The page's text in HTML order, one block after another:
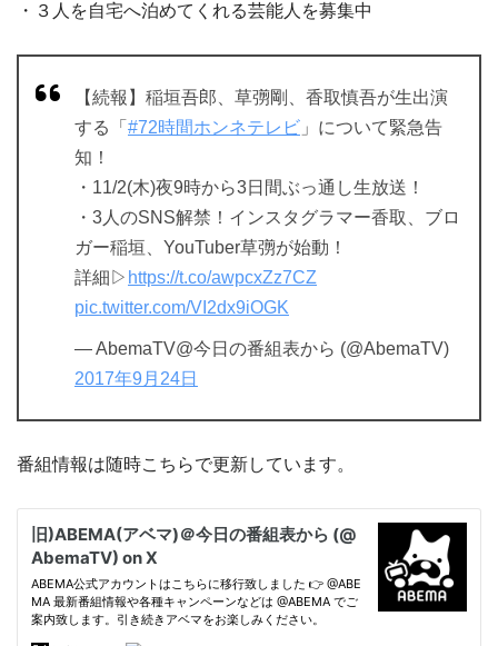
・３人を自宅へ泊めてくれる芸能人を募集中
【続報】稲垣吾郎、草彅剛、香取慎吾が生出演
する「 #72時間ホンネテレビ 」について緊急告
知！
・11/2(木)夜9時から3日間ぶっ通し生放送！
・3人のSNS解禁！インスタグラマー香取、ブロ
ガー稲垣、YouTuber草彅が始動！
詳細▷ https://t.co/awpcxZz7CZ
pic.twitter.com/VI2dx9iOGK
— AbemaTV@今日の番組表から (@AbemaTV)
2017年9月24日
番組情報は随時こちらで更新しています。